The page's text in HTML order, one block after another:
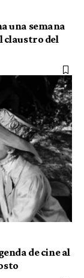
una semana
claustro del
de cine al